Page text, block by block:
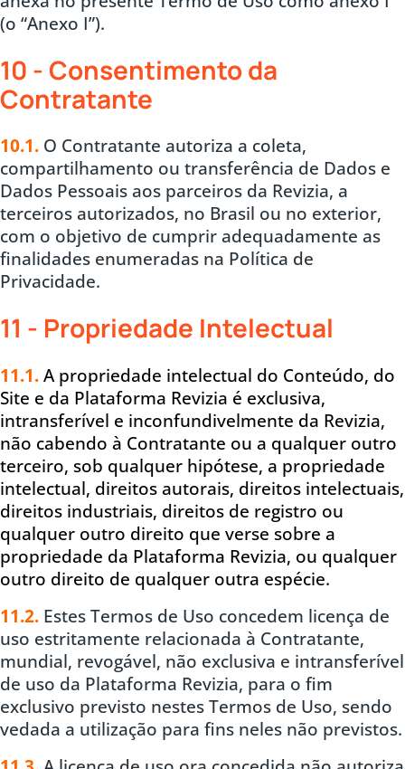
(o “Anexo I”).
10 - Consentimento da
Contratante
10.1. O Contratante autoriza a coleta,
compartilhamento ou transferência de Dados e
Dados Pessoais aos parceiros da Revizia, a
terceiros autorizados, no Brasil ou no exterior,
com o objetivo de cumprir adequadamente as
finalidades enumeradas na Política de
Privacidade.
11 - Propriedade Intelectual
11.1. A propriedade intelectual do Conteúdo, do
Site e da Plataforma Revizia é exclusiva,
intransferível e inconfundivelmente da Revizia,
não cabendo à Contratante ou a qualquer outro
terceiro, sob qualquer hipótese, a propriedade
intelectual, direitos autorais, direitos intelectuais,
direitos industriais, direitos de registro ou
qualquer outro direito que verse sobre a
propriedade da Plataforma Revizia, ou qualquer
outro direito de qualquer outra espécie.
11.2. Estes Termos de Uso concedem licença de
uso estritamente relacionada à Contratante,
mundial, revogável, não exclusiva e intransferível
de uso da Plataforma Revizia, para o fim
exclusivo previsto nestes Termos de Uso, sendo
vedada a utilização para fins neles não previstos.